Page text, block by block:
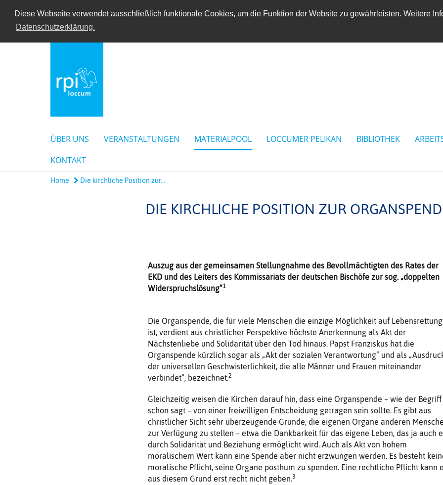
Diese Webseite verwendet ausschließlich funktionale Cookies, um die Funktion der Website zu gewährleisten. Weitere
Datenschutzerklärung.
ÜBER UNS VERANSTALTUNGEN MATERIALPOOL LOCCUMER PELIKAN BIBLIOTHEK
KONTAKT
Home Die kirchliche Position zur...
DIE KIRCHLICHE POSITION ZUR
Auszug aus der gemeinsamen Stellungnahme des Bevollmächtigten des Rates der
EKD und des Leiters des Kommissariats der deutschen Bischöfe zur sog. „doppelten
Widerspruchslösung”1
Die Organspende, die für viele Menschen die einzige Möglichkeit auf Lebensrettung
ist, verdient aus christlicher Perspektive höchste Anerkennung als Akt der
Nächstenliebe und Solidarität über den Tod hinaus. Papst Franziskus hat die
Organspende kürzlich sogar als „Akt der sozialen Verantwortung“ und als
der universellen Geschwisterlichkeit, die alle Männer und Frauen miteinander
verbindet“, bezeichnet.2
Gleichzeitig weisen die Kirchen darauf hin, dass eine Organspende – wie der Begriff
schon sagt – von einer freiwilligen Entscheidung getragen sein sollte. Es gibt aus
christlicher Sicht sehr überzeugende Gründe, die eigenen Organe anderen
zur Verfügung zu stellen – etwa die Dankbarkeit für das eigene Leben, das ja auch
durch Solidarität und Beziehung ermöglicht wird. Auch als Akt von hohem
moralischem Wert kann eine Spende aber nicht erzwungen werden. Es besteht
moralische Pflicht, seine Organe posthum zu spenden. Eine rechtliche Pflicht kann
aus diesem Grund erst recht nicht geben.3